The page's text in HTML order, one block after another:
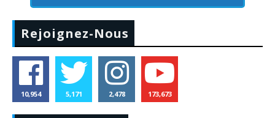
Rejoignez-Nous
10,954 5,171 2,478 173,673